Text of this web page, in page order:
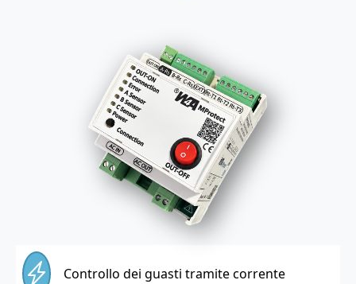
Controllo dei guasti tramite corrente